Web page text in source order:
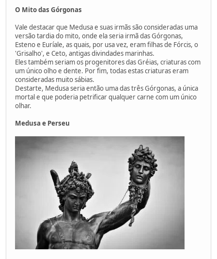
O Mito das Górgonas
Vale destacar que Medusa e suas irmãs são consideradas uma
versão tardia do mito, onde ela seria irmã das Górgonas,
Esteno e Euríale, as quais, por usa vez, eram filhas de Fórcis, o
'Grisalho', e Ceto, antigas divindades marinhas.
Eles também seriam os progenitores das Gréias, criaturas com
um único olho e dente. Por fim, todas estas criaturas eram
consideradas muito sábias.
Destarte, Medusa seria então uma das três Górgonas, a única
mortal e que poderia petrificar qualquer carne com um único
olhar.
Medusa e Perseu